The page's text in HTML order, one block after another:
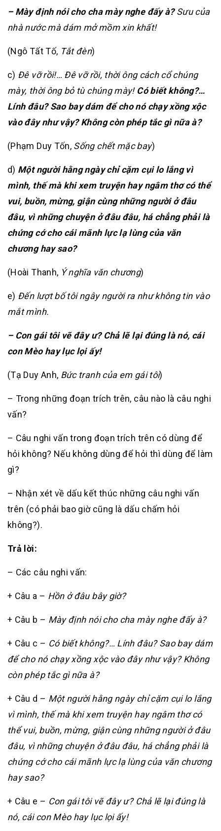
– Mày định nói cho cha mày nghe đấy à?Sưu của
nhà nước mà dám mở mồm xin khất!
(Ngô Tất Tố, Tắt đèn)
c) Đê vỡ rồi!… Đê vỡ rồi, thời ông cách cổ chúng
mày, thời ông bỏ tù chúng mày! Có biết không?…
Lính đâu? Sao bay dám để cho nó chạy xồng xộc
vào đây như vậy? Không còn phép tắc gì nữa à?
(Phạm Duy Tốn, Sống chết mặc bay)
d) Một người hằng ngày chỉ cặm cụi lo lắng vì
mình, thế mà khi xem truyện hay ngâm thơ có thể
vui, buồn, mừng, giận cùng những người ở đâu
đâu, vì những chuyện ở đâu đâu, há chẳng phải là
chứng cớ cho cái mãnh lực lạ lùng của văn
chương hay sao?
(Hoài Thanh, Ý nghĩa văn chương)
e) Đến lượt bố tôi ngây người ra như không tin vào
mắt mình.
– Con gái tôi vẽ đây ư? Chả lẽ lại đúng là nó, cái
con Mèo hay lục lọi ấy!
(Tạ Duy Anh, Bức tranh của em gái tôi)
– Trong những đoạn trích trên, câu nào là câu nghi
vấn?
– Câu nghi vấn trong đoạn trích trên có dùng để
hỏi không? Nếu không dùng để hỏi thì dùng để làm
gì?
– Nhận xét về dấu kết thúc những câu nghi vấn
trên (có phải bao giờ cũng là dấu chấm hỏi
không?).
Trả lời:
– Các câu nghi vấn:
+ Câu a – Hồn ở đâu bây giờ?
+ Câu b – Mày định nói cho cha mày nghe đấy à?
+ Câu c – Có biết không?… Lính đâu? Sao bay dám
để cho nó chạy xồng xộc vào đây như vậy? Không
còn phép tắc gì nữa à?
+ Câu d – Một người hằng ngày chỉ cặm cụi lo lắng
vì mình, thế mà khi xem truyện hay ngâm thơ có
thể vui, buồn, mừng, giận cùng những người ở đâu
đâu, vì những chuyện ở đâu đâu, há chẳng phải là
chứng cớ cho cái mãnh lực lạ lùng của văn chương
hay sao?
+ Câu e – Con gái tôi vẽ đây ư? Chả lẽ lại đúng là
nó, cái con Mèo hay lục lọi ấy!